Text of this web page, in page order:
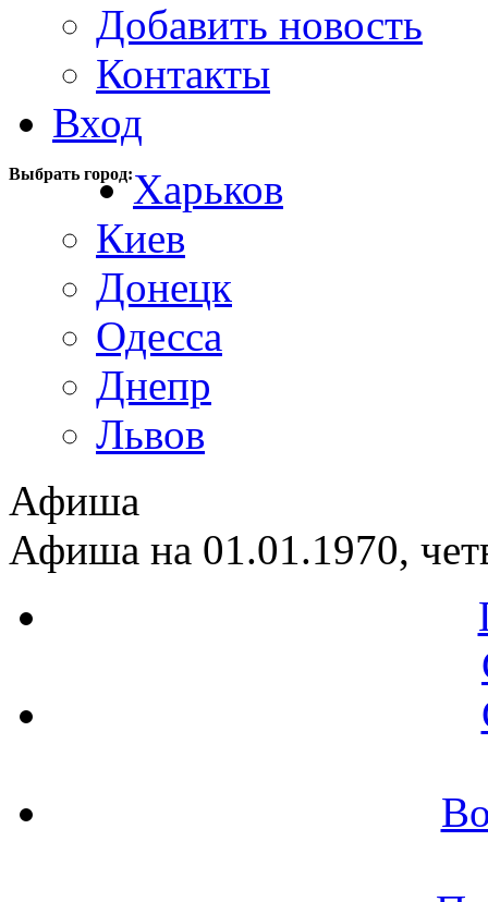
Добавить новость
Контакты
Вход
Выбрать город:Харьков
Киев
Донецк
Одесса
Днепр
Львов
Афиша
Афиша на 01.01.1970,